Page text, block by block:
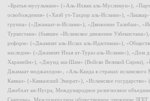
«Братья-мусульмане» («Аль-Ихван аль-Муслимун»),
освобождения» («Хизб ут-Тахрир аль-Ислами»),
группа» («Джамаат-и-Ислами»), «Движение Талибан»,
Туркестана» (бывшее «Исламское движение
реформ» («Джамият аль-Ислах аль-Иджтимаи»),
наследия» («Джамият Ихья ат-Тураз аль-Ислами»), «Дом
Харамейн»), «Джунд аш-Шам» (Войско Великой Сирии),
Джамаат моджахедов», «Аль-Каида в странах
Кавказ» («Кавказский Эмират»), «Исламское
Джебхат ан-Нусра, Международное религиозное
Синрике», Международное общественное движение ЛГБТ.